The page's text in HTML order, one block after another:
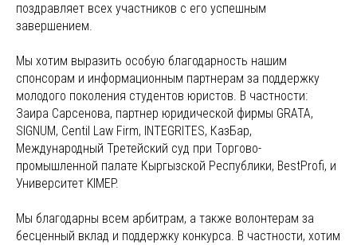
поздравляет всех участников с его успешным
завершением.
Мы хотим выразить особую благодарность нашим
спонсорам и информационным партнерам за поддержку
молодого поколения студентов юристов. В частности:
Заира Сарсенова, партнер юридической фирмы GRATA,
SIGNUM, Centil Law Firm, INTEGRITES, КазБар,
Международный Третейский суд при Торгово-
промышленной палате Кыргызской Республики, BestProfi, и
Университет KIMEP.
Мы благодарны всем арбитрам, а также волонтерам за
бесценный вклад и поддержку конкурса. В частности, хотим